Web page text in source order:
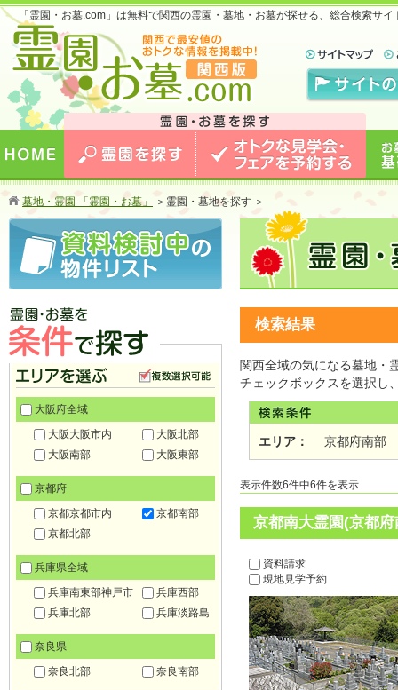
「霊園・お墓.com」は無料で関西の霊園・墓地・お墓が探せる、総合検索サ
お墓のことなら霊園・お墓.com 関西版 関西で
最安値のおトクな情報を掲載中！
する
墓地・霊園 「霊園・お墓」 ＞ 霊園・墓地を探す ＞
検索結果
関西全域の気になる墓地・
チェックボックスを選択し
エリア： 京都府南部
表示件数6件中6件を表示
京都南大霊園(京都
資料請求
現地見学予約
霊園・お墓を条件で探す
大阪府全域
大阪大阪市内
大阪北部
大阪南部
大阪東部
京都府
京都京都市内
京都南部
京都北部
兵庫県全域
兵庫南東部神戸市
兵庫西部
兵庫北部
兵庫淡路島
奈良県
奈良北部
奈良南部